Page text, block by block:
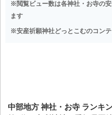
※閲覧ビュー数は各神社・お寺の
ます
※安産祈願神社どっとこむのコン
中部地方 神社・お寺 ランキ